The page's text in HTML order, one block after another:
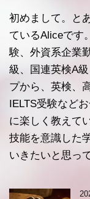
初めまして。と
ているAliceです
験、外資系企業
級、国連英検A
プから、英検、
IELTS受験など
に楽しく教えて
技能を意識した
いきたいと思っ